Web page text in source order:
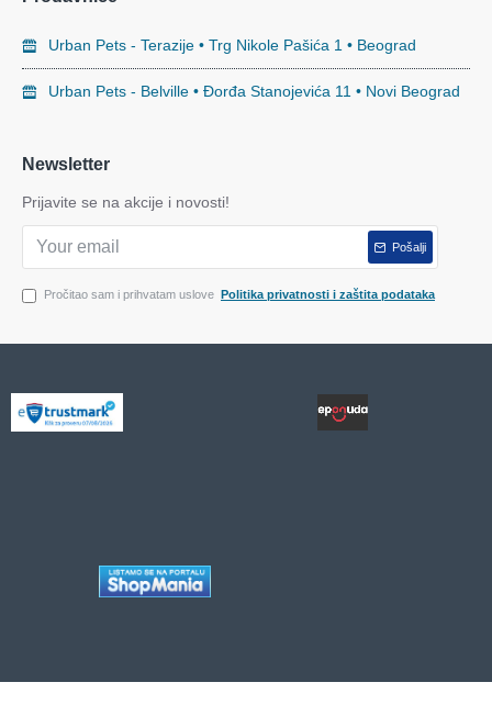
Urban Pets - Terazije • Trg Nikole Pašića 1 • Beograd
Urban Pets - Belville • Đorđa Stanojevića 11 • Novi Beograd
Newsletter
Prijavite se na akcije i novosti!
Pošalji
Pročitao sam i prihvatam uslove Politika privatnosti i zaštita podataka